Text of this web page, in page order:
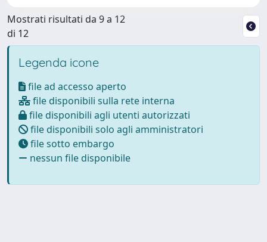
Mostrati risultati da 9 a 12
di 12
Legenda icone
file ad accesso aperto
file disponibili sulla rete interna
file disponibili agli utenti autorizzati
file disponibili solo agli amministratori
file sotto embargo
nessun file disponibile